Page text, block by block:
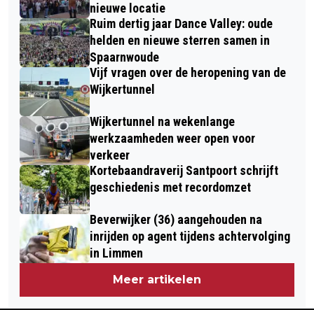
nieuwe locatie
Ruim dertig jaar Dance Valley: oude
helden en nieuwe sterren samen in
Spaarnwoude
Vijf vragen over de heropening van de
Wijkertunnel
Wijkertunnel na wekenlange
werkzaamheden weer open voor
verkeer
Kortebaandraverij Santpoort schrijft
geschiedenis met recordomzet
Beverwijker (36) aangehouden na
inrijden op agent tijdens achtervolging
in Limmen
Meer artikelen